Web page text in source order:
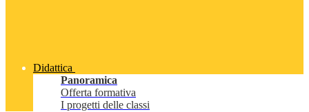
Didattica
Panoramica
Offerta formativa
I progetti delle classi